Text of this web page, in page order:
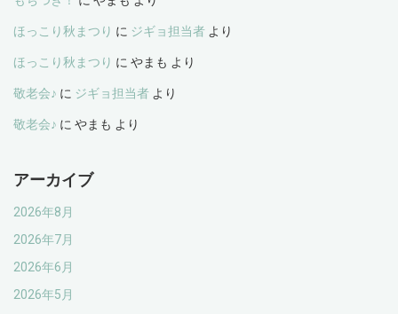
ほっこり秋まつり に ジギョ担当者 より
ほっこり秋まつり に やまも より
敬老会♪ に ジギョ担当者 より
敬老会♪ に やまも より
アーカイブ
2026年8月
2026年7月
2026年6月
2026年5月